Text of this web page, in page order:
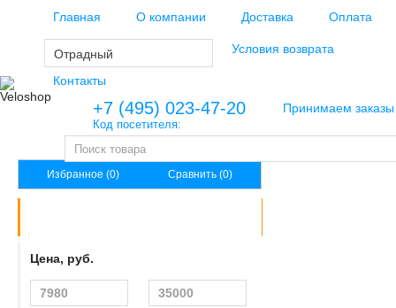
Главная О компании Доставка Оплата
Региональным клиентам Условия возврата
Контакты
Отрадный
+7 (495) 023-47-20
Код посетителя:
Принимаем
Избранное (0) Сравнить (0)
Велосипеды
Велоаксессуары
Цена, руб.